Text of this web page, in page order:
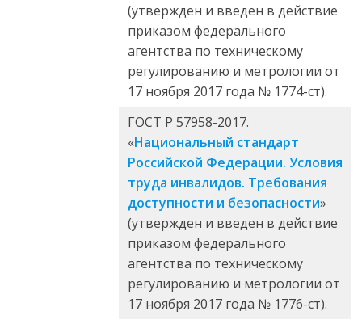
(утвержден и введен в действие
приказом федерального
агентства по техническому
регулированию и метрологии от
17 ноября 2017 года № 1774-ст).
ГОСТ Р 57958-2017.
«Национальный стандарт
Российской Федерации. Условия
труда инвалидов. Требования
доступности и безопасности»
(утвержден и введен в действие
приказом федерального
агентства по техническому
регулированию и метрологии от
17 ноября 2017 года № 1776-ст).